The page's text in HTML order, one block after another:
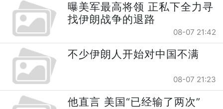
曝美军最高将领 正私下全力寻
找伊朗战争的退路
08-07 21:42
不少伊朗人开始对中国不满
08-07 21:23
他直言 美国“已经输了两次”